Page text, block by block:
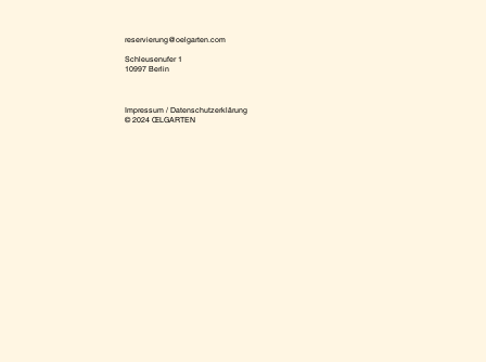
reservierung@oelgarten.com
Schleusenufer 1
10997 Berlin
Impressum / Datenschutzerklärung
© 2024 ŒLGARTEN